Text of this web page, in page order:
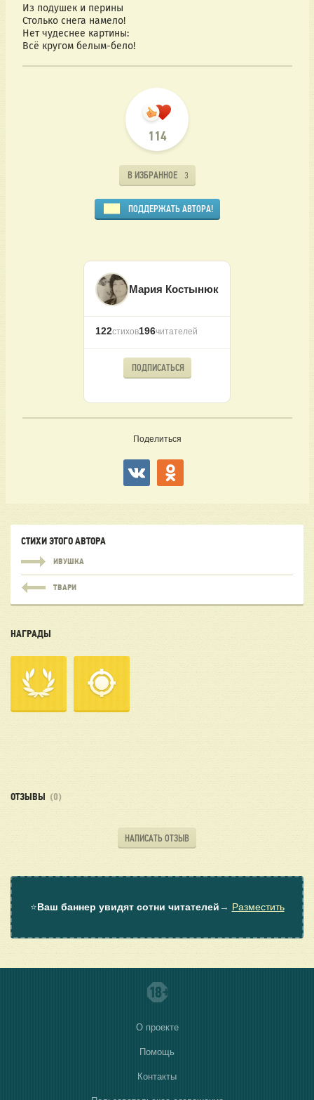
Столько снега намело!
Нет чудеснее картины:
Всё кругом белым-бело!
114
В ИЗБРАННОЕ 3
ПОДДЕРЖАТЬ АВТОРА!
Мария Костынюк
122стихов196читателей
ПОДПИСАТЬСЯ
Поделиться
СТИХИ ЭТОГО АВТОРА
ИВУШКА
ТВАРИ
НАГРАДЫ
ОТЗЫВЫ (0)
НАПИСАТЬ ОТЗЫВ
⭐Ваш баннер увидят сотни читателей → Разместить
О проекте
Помощь
Контакты